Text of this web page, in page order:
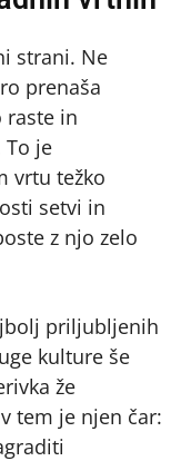
strani. Ne
prenaša
raste in
je
vrtu težko
setvi in
z njo zelo
priljubljenih
kulture še
že
tem je njen čar: